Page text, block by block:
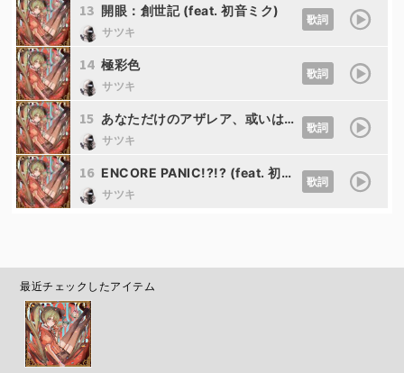
13 開眼：創世記 (feat. 初音ミク)
サツキ
歌詞
14 極彩色
サツキ
歌詞
15 あなただけのアザレア、或いはクオーレ (feat. 初音ミク&可不)
サツキ
歌詞
16 ENCORE PANIC!?!? (feat. 初音ミク)
サツキ
歌詞
最近チェックしたアイテム